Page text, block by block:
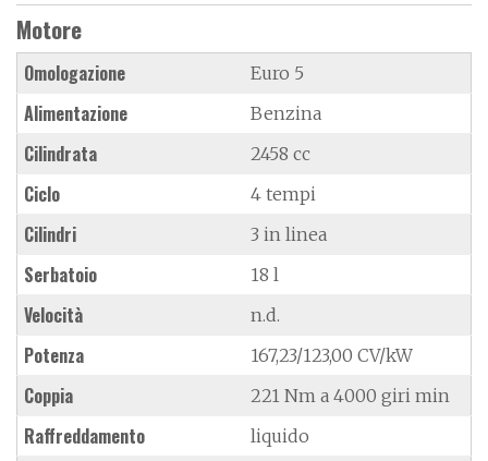
Motore
Omologazione Euro 5
Alimentazione Benzina
Cilindrata 2458 cc
Ciclo 4 tempi
Cilindri 3 in linea
Serbatoio 18 l
Velocità n.d.
Potenza 167,23/123,00 CV/kW
Coppia 221 Nm a 4000 giri min
Raffreddamento liquido